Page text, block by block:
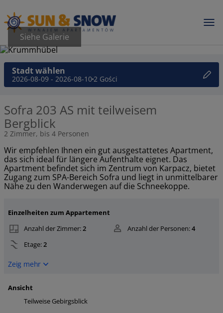
Siehe Galerie
Stadt wählen
2026-08-09 - 2026-08-102 Gości
Sofra 203 AS mit teilweisem
Bergblick
2 Zimmer, bis 4 Personen
Wir empfehlen Ihnen ein gut ausgestattetes Apartment,
das sich ideal für längere Aufenthalte eignet. Das
Apartment befindet sich im Zentrum von Karpacz, bietet
Zugang zum SPA-Bereich Sofra und liegt in unmittelbarer
Nähe zu den Wanderwegen auf die Schneekoppe.
Einzelheiten zum Appartement
Anzahl der Zimmer:2 Anzahl der Personen:4
Etage:2
Zeig mehr
Ansicht
Teilweise Gebirgsblick